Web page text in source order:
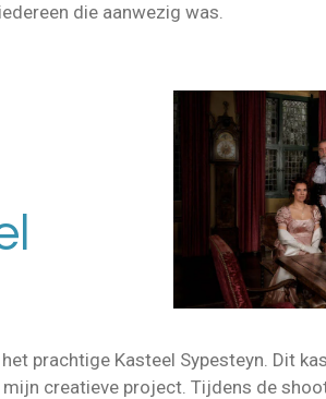
die aanwezig was.
prachtige Kasteel Sypesteyn. Dit
creatieve project. Tijdens de